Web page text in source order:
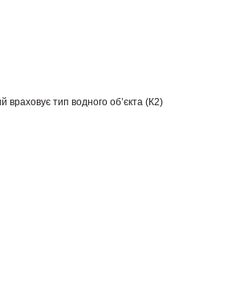
враховує тип водного об’єкта (К2)